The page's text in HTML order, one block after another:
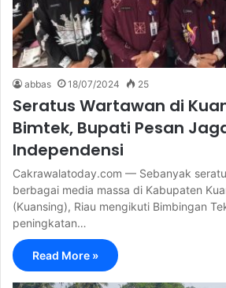
abbas 18/07/2024 25
Seratus Wartawan di
Bimtek, Bupati Pesan
Independensi
Cakrawalatoday.com — Sebanyak
berbagai media massa di Kabupaten
(Kuansing), Riau mengikuti Bimbingan
peningkatan…
Read More »